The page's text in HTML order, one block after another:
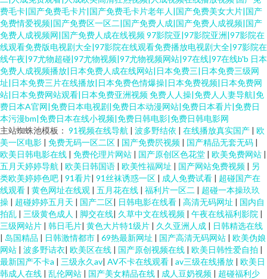
费毛卡|国产免费毛卡片|国产免费毛卡片老年人|国产免费美女大片|国产
免费情爱视频|国产免费区一区二|国产免费人成|国产免费人成视频|国产
免费人成视频网|国产免费人成在线视频97影院亚|97影院亚洲|97影院在
线观看免费版电视剧大全|97影院在线观看免费播放电视剧大全|97影院在
线午夜|97尤物超碰|97尤物视频|97尤物视频网站|97在线|97在线b'b 日本
免费人成视频播放|日本免费人成在线网站|日本免费三|日本免费三级网
址|日本免费三片在线播放|日本免费色情爆操|日本免费视频|日本免费网
站|日本免费网站观看|日本免费亚洲视频免费人人操|免费人人妻导航|免
费日本A官网|免费日本电视剧|免费日本动漫网站|免费日本看片|免费日
本污漫bm|免费日本在线小视频|免费日韩电影|免费日韩电影网
主站蜘蛛池模板： 91视频在线导航 | 波多野结依 | 在线播放真实国产 | 欧
美一区电影 | 免费无码一区二区 | 国产免费屄视频 | 国产精品无套无码 |
欧美日韩电影在线 | 免费伦理片网站 | 国产原创区色花堂 | 欧美免费网站 |
五月天婷婷导航 | 欧美日韩国语 | 欧美性福网址 | 国产网站免费视频 | 另
类欧美婷婷色吧 | 91看片| 91丝袜诱惑一区 | 成人免费试看 | 超碰国产在
线观看 | 黄色网址在线观 | 五月花在线 | 福利片一区二 | 超碰一本操玖玖
操 | 超碰婷婷五月天 | 国产二区| 日韩电影在线看 | 高清无码网址 | 国内自
拍乱 | 三级黄色成人 | 脚交在线| 久草中文在线视频 | 午夜在线福利影院 |
三级网站片 | 韩日毛片| 黄色大片特1级片 | 久久亚洲人成 | 日韩精选在线
| 岛国精品 | 日韩激情都市 | 69热最新网址 | 国产高清无码网站 | 欧美伪娘
网站 | 波多野诘衣| 欧美区在线 | 国产原创视频在线 | 欧美日韩性爱自拍 |
最新国产不卡a | 三级永久av| AV不卡在线观看 | av三级在线播放 | 欧美日
韩成人在线 | 乱伦网站 | 国产美女精品在线 | 成人豆奶视频 | 超碰福利少